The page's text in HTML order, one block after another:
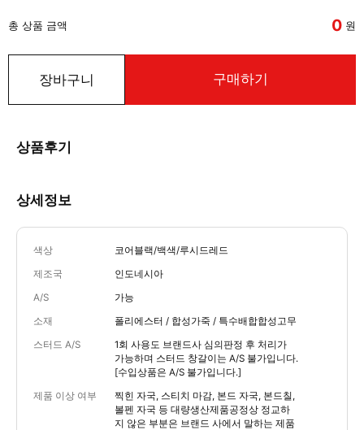
총 상품 금액 0 원
장바구니 구매하기
상품후기
상세정보
색상 코어블랙/백색/루시드레드
제조국 인도네시아
A/S 가능
소재 폴리에스터 / 합성가죽 / 특수배합합성고무
스터드 A/S
1회 사용도 브랜드사 심의판정 후 처리가
가능하며 스터드 창갈이는 A/S 불가입니다.
[수입상품은 A/S 불가입니다.]
제품 이상 여부
찍힌 자국, 스티치 마감, 본드 자국, 본드칠,
볼펜 자국 등 대량생산제품공정상 정교하
지 않은 부분은 브랜드 사에서 말하는 제품